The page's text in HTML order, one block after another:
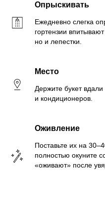
Опрыскивать
Ежедневно слегка
гортензии
но и лепестки.
Место
Держите букет
и кондиционеров.
Оживление
Поставьте их на
полностью окуните
«оживают» после